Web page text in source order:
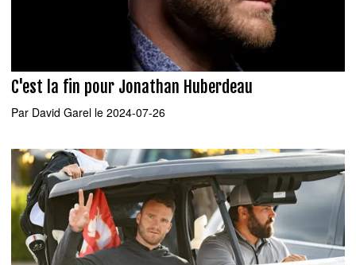
C'est la fin pour Jonathan Huberdeau
Par David Garel le 2024-07-26